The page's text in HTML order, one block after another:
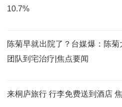
10.7%
陈菊早就出院了？台媒爆：陈
团队到宅治疗|焦点要闻
来桐庐旅行 行李免费送到酒店